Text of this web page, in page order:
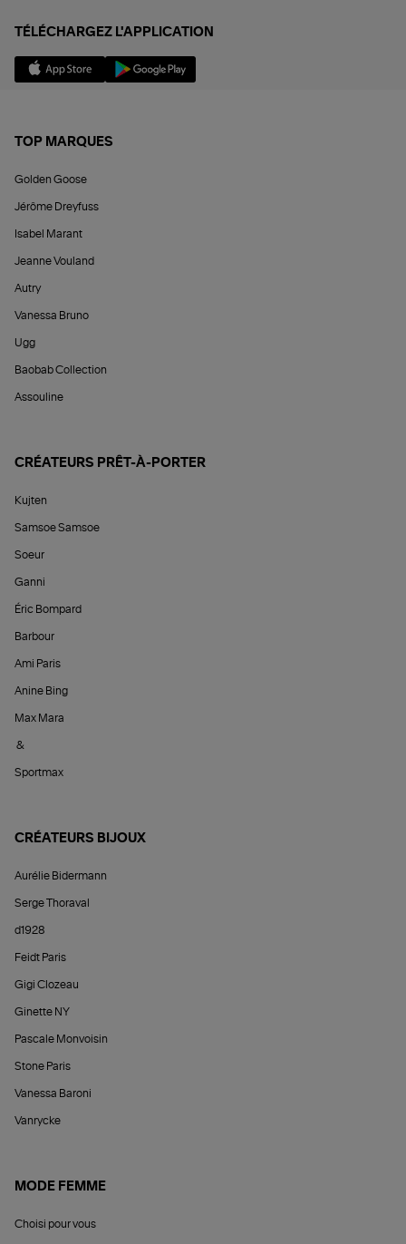
TÉLÉCHARGEZ L'APPLICATION
TOP MARQUES
Golden Goose
Jérôme Dreyfuss
Isabel Marant
Jeanne Vouland
Autry
Vanessa Bruno
Ugg
Baobab Collection
Assouline
CRÉATEURS PRÊT-À-PORTER
Kujten
Samsoe Samsoe
Soeur
Ganni
Éric Bompard
Barbour
Ami Paris
Anine Bing
Max Mara
&
Sportmax
CRÉATEURS BIJOUX
Aurélie Bidermann
Serge Thoraval
d1928
Feidt Paris
Gigi Clozeau
Ginette NY
Pascale Monvoisin
Stone Paris
Vanessa Baroni
Vanrycke
MODE FEMME
Choisi pour vous